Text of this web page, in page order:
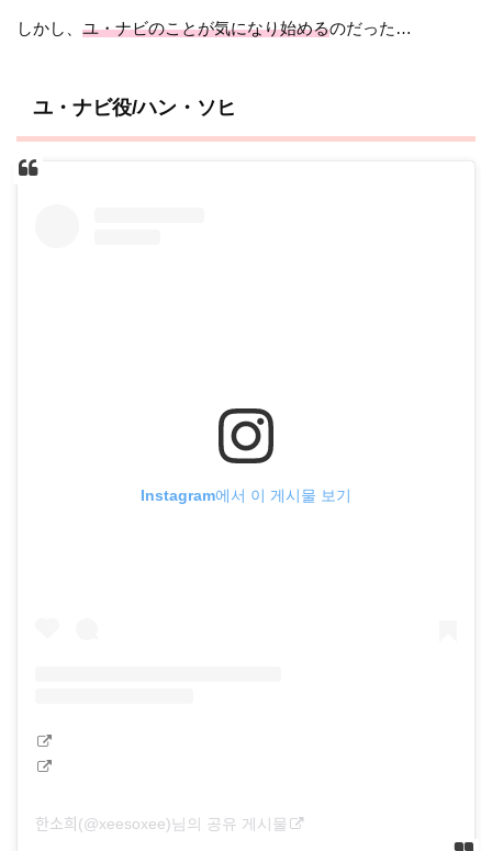
しかし、ユ・ナビのことが気になり始めるのだった…
ユ・ナビ役/ハン・ソヒ
Instagram에서 이 게시물 보기
한소희(@xeesoxee)님의 공유 게시물